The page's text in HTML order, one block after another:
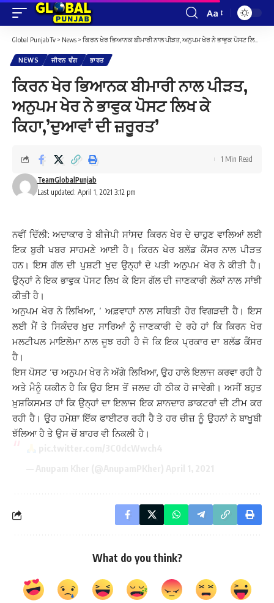
Font
Resizer
Aa
Global Punjab Tv > News > ਕਿਰਨ ਖੇਰ ਭਿਆਨਕ ਬੀਮਾਰੀ ਨਾਲ ਪੀੜਤ, ਅਨੁਪਮ ਖੇਰ ਨੇ ਭਾਵੁਕ ਪੋਸਟ ਲਿਖ ਕੇ ਕਿਹਾ,’ਦੁਆਵਾਂ ਦੀ ਜ਼ਰੂਰਤ’
NEWS ਜੀਵਨ ਢੰਗ ਭਾਰਤ
ਕਿਰਨ ਖੇਰ ਭਿਆਨਕ ਬੀਮਾਰੀ ਨਾਲ ਪੀੜਤ,
ਅਨੁਪਮ ਖੇਰ ਨੇ ਭਾਵੁਕ ਪੋਸਟ ਲਿਖ ਕੇ
ਕਿਹਾ,’ਦੁਆਵਾਂ ਦੀ ਜ਼ਰੂਰਤ’
Last updated: April 1, 2021 3:12 pm
TeamGlobalPunjab
1 Min Read
ਨਵੀਂ ਦਿੱਲੀ: ਅਦਾਕਾਰ ਤੇ ਬੀਜੇਪੀ ਸਾਂਸਦ ਕਿਰਨ ਖੇਰ ਦੇ ਚਾਹੁਣ ਵਾਲਿਆਂ ਲਈ
ਇਕ ਬੁਰੀ ਖਬਰ ਸਾਹਮਣੇ ਆਈ ਹੈ। ਕਿਰਨ ਖੇਰ ਬਲੱਡ ਕੈਂਸਰ ਨਾਲ ਪੀੜਤ
ਹਨ। ਇਸ ਗੱਲ ਦੀ ਪੁਸ਼ਟੀ ਖੁਦ ਉਨ੍ਹਾਂ ਦੇ ਪਤੀ ਅਨੁਪਮ ਖੇਰ ਨੇ ਕੀਤੀ ਹੈ।
ਉਨ੍ਹਾਂ ਨੇ ਇਕ ਭਾਵੁਕ ਪੋਸਟ ਲਿਖ ਕੇ ਇਸ ਗੱਲ ਦੀ ਜਾਣਕਾਰੀ ਲੋਕਾਂ ਨਾਲ ਸਾਂਝੀ
ਕੀਤੀ ਹੈ।
ਅਨੁਪਮ ਖੇਰ ਨੇ ਲਿਖਿਆ, ‘ ਅਫ਼ਵਾਹਾਂ ਨਾਲ ਸਥਿਤੀ ਹੋਰ ਵਿਗੜਦੀ ਹੈ। ਇਸ
ਲਈ ਮੈਂ ਤੇ ਸਿਕੰਦਰ ਖ਼ੁਦ ਸਾਰਿਆਂ ਨੂੰ ਜਾਣਕਾਰੀ ਦੇ ਰਹੇ ਹਾਂ ਕਿ ਕਿਰਨ ਖੇਰ
ਮਲਟੀਪਲ ਮਾਇਲੋਮਾ ਨਾਲ ਜੂਝ ਰਹੀ ਹੈ ਜੋ ਕਿ ਇਕ ਪ੍ਰਕਾਰ ਦਾ ਬਲੱਡ ਕੈਂਸਰ
ਹੈ।
ਇਸ ਪੋਸਟ ‘ਚ ਅਨੁਪਮ ਖੇਰ ਨੇ ਅੱਗੇ ਲਿਖਿਆ, ਉਹ ਹਾਲੇ ਇਲਾਜ ਕਰਵਾ ਰਹੀ ਹੈ
ਅਤੇ ਮੈਨੂੰ ਯਕੀਨ ਹੈ ਕਿ ਉਹ ਇਸ ਤੋਂ ਜਲਦ ਹੀ ਠੀਕ ਹੋ ਜਾਵੇਗੀ। ਅਸੀਂ ਬਹੁਤ
ਖ਼ੁਸ਼ਕਿਸਮਤ ਹਾਂ ਕਿ ਉਨ੍ਹਾਂ ਦਾ ਇਲਾਜ ਇਕ ਸ਼ਾਨਦਾਰ ਡਾਕਟਰਾਂ ਦੀ ਟੀਮ ਕਰ
ਰਹੀ ਹੈ। ਉਹ ਹਮੇਸ਼ਾ ਇੱਕ ਫਾਈਟਰ ਰਹੀ ਹੈ ਤੇ ਹਰ ਚੀਜ਼ ਨੂੰ ਉਹਨਾਂ ਨੇ ਬਾਖੂਬੀ
ਝੱਲਿਆ ਹੈ ਤੇ ਉਸ ਚੋਂ ਬਾਹਰ ਵੀ ਨਿਕਲੀ ਹੈ।
What do you think?